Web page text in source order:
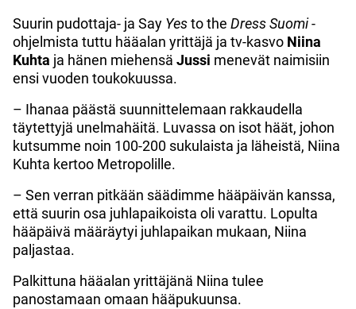
Suurin pudottaja- ja Say Yesto the Dress Suomi-
ohjelmista tuttu hääalan yrittäjä ja tv-kasvo Niina
Kuhta ja hänen miehensä Jussi menevät naimisiin
ensi vuoden toukokuussa.
– Ihanaa päästä suunnittelemaan rakkaudella
täytettyjä unelmahäitä. Luvassa on isot häät, johon
kutsumme noin 100-200 sukulaista ja läheistä, Niina
Kuhta kertoo Metropolille.
– Sen verran pitkään säädimme hääpäivän kanssa,
että suurin osa juhlapaikoista oli varattu. Lopulta
hääpäivä määräytyi juhlapaikan mukaan, Niina
paljastaa.
Palkittuna hääalan yrittäjänä Niina tulee
panostamaan omaan hääpukuunsa.